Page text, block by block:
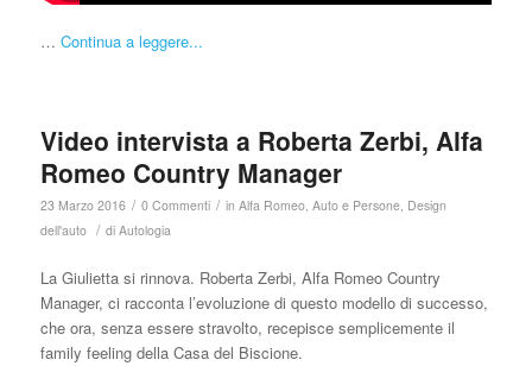
… Continua a leggere...
Video intervista a Roberta Zerbi, Alfa
Romeo Country Manager
23 Marzo 2016 / 0 Commenti / in Alfa Romeo, Auto e Persone, Design
dell'auto / di Autologia
La Giulietta si rinnova. Roberta Zerbi, Alfa Romeo Country
Manager, ci racconta l’evoluzione di questo modello di successo,
che ora, senza essere stravolto, recepisce semplicemente il
family feeling della Casa del Biscione.